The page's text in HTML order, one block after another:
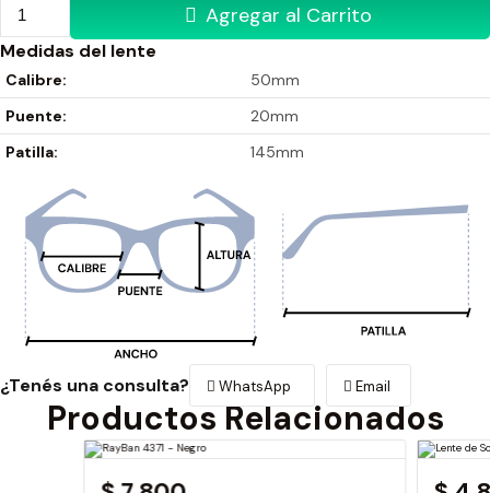
Agregar al Carrito
Medidas del lente
Calibre:
50mm
Puente:
20mm
Patilla:
145mm
¿Tenés una consulta? WhatsApp Email
Productos Relacionados